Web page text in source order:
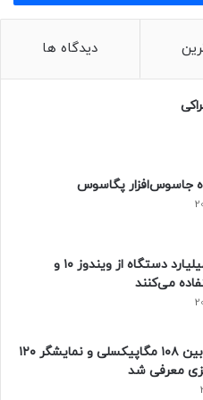
است. همچنین در
برای ارائه خدمات از اوایل
در ساب‌ردیت استارلینک
شده «اواخر
به صفحه اصلی
گونه‌ای نوشتم
سفارش بدهم؛
دیدگاه ها
جاسوس‌افزار پگاسوس
بیش از ۱٫۴ میلیارد دستگاه از ویندوز ۱۰ و
آنر ۵۰ با دوربین ۱۰۸ مگاپیکسلی و نمایشگر ۱۲۰
معرفی شد